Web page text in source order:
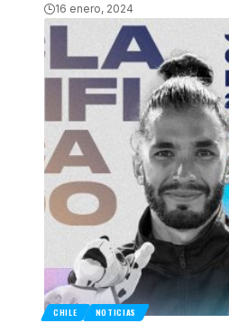
16 enero, 2024
CHILE NOTICIAS